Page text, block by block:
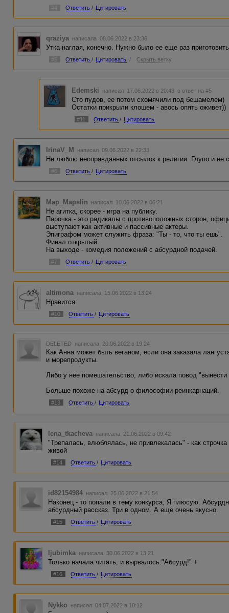
Ответить / Цитировать
qraziya написала 08.06.2022 в 23:36
Утка наглая, конечно. Нужно было ее еще раз
#5 Ответить / Цитировать / Скрыть ветку
Edemski написал 17.06.2022 в 20:43 в ответ на #5
Сто пудов, ее потом схомячили под бешамелем)
Остатки прикрыли клошем - авось опять оживет))
#11 Ответить / Цитировать
IrinaV_M написал 09.06.2022 в 22:33
Не люблю неоправданных отсылок к религии. Глупо и не
#6 Ответить / Цитировать
Map_Mapslin написал 10.06.2022 в 06:21
Не агитка, скорее - игра на публику.
Парочка - это радикалы с противоположных сторон,
выступают как активные и пассивные актеры.
Эпиграфом может служить фраза: "Ты - то, что ты ешь".
Финал открытый.
На выходе - комедия положений с абсурдной подачей.
#7 Ответить / Цитировать
altimona написала 15.06.2022 в 13:24
Нравится.
#10 Ответить / Цитировать
DELETED написала 20.06.2022 в 19:24
Как Анна может быть веганом, если она заказала
и морепродукты.
Либо у нее помешательство, либо искала повод
Больше похоже на абсурд о философии реинкарнаций.
#13 Ответить / Цитировать
lena_tkacheva написала 21.06.2022 в 09:42
"Трепалась, влюблялась, не привлекалась" - как
живой
#14 Ответить / Цитировать
id82154984 написал 25.06.2022 в 21:54
Наконец - то попали в тему конкурса, Я плюсую.
абсурдный рассказ. Три в одном. А еще очень вкусно.
#15 Ответить / Цитировать
ljubimka написала 30.06.2022 в 13:21
Только начала читать, и вырвалось:"Абсурд!" +
#16 Ответить / Цитировать
Nykko написал 04.07.2022 в 10:12